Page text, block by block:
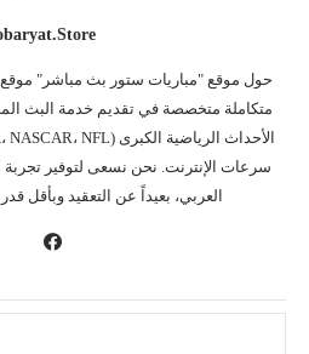
حول موقع "مباريات ستور بث مباشر"
متكاملة متخصصة في تقديم خدمة البث
سرعات الإنترنت. نحن نسعى لتوفير
العربي، بعيداً عن التعقيد وبأقل